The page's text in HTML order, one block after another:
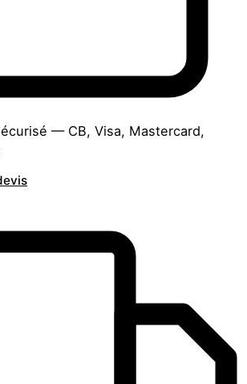
— CB, Visa, Mastercard,